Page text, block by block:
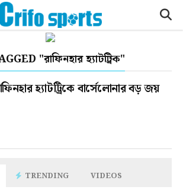
"রাফিনহার হ্যাটট্রিক"
হ্যাটট্রিকে বার্সেলোনার বড় জয়
TRENDING VIDEOS